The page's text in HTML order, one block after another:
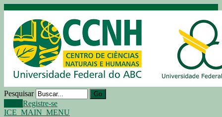
Pesquisar Go
Registre-se
ICE_MAIN_MENU